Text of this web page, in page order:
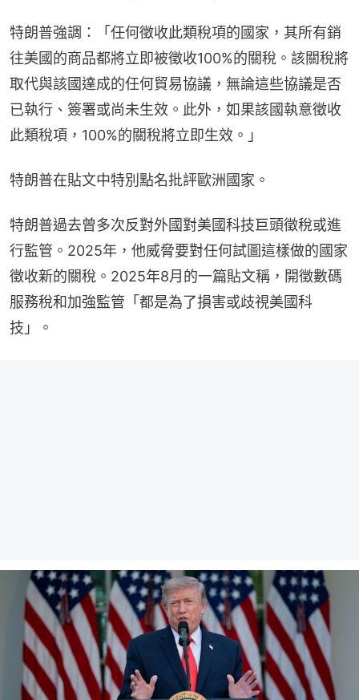
特朗普強調：「任何徵收此類稅項的國家，其所有銷
往美國的商品都將立即被徵收100%的關稅。該關稅將
取代與該國達成的任何貿易協議，無論這些協議是否
已執行、簽署或尚未生效。此外，如果該國執意徵收
此類稅項，100%的關稅將立即生效。」
特朗普在貼文中特別點名批評歐洲國家。
特朗普過去曾多次反對外國對美國科技巨頭徵稅或進
行監管。2025年，他威脅要對任何試圖這樣做的國家
徵收新的關稅。2025年8月的一篇貼文稱，開徵數碼
服務稅和加強監管「都是為了損害或歧視美國科
技」。